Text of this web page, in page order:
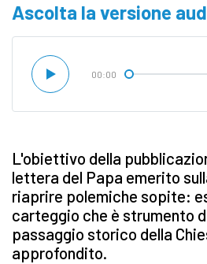
Ascolta la versione
00:00
L'obiettivo della
lettera del Papa emerito
riaprire polemiche sopite:
carteggio che è strumento
passaggio storico della
approfondito.